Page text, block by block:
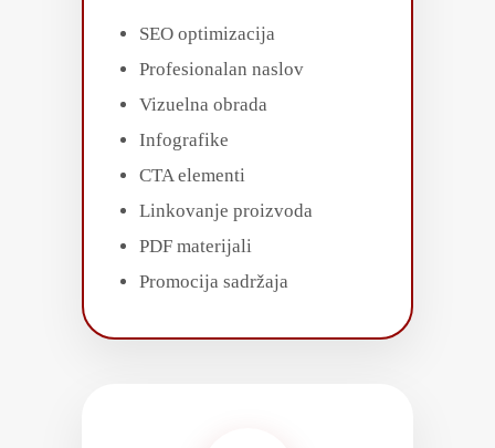
SEO optimizacija
Profesionalan naslov
Vizuelna obrada
Infografike
CTA elementi
Linkovanje proizvoda
PDF materijali
Promocija sadržaja